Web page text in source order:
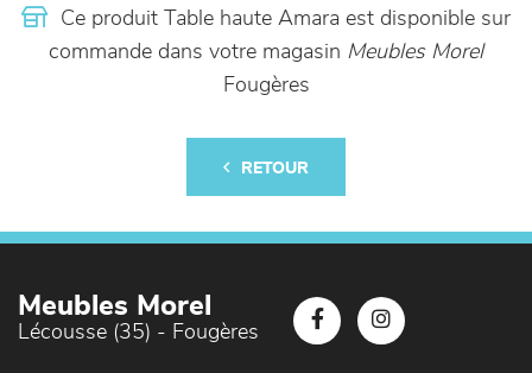
Ce produit Table haute Amara est disponible sur
commande dans votre magasin Meubles Morel
Fougères
RETOUR
Meubles Morel
Lécousse (35) - Fougères